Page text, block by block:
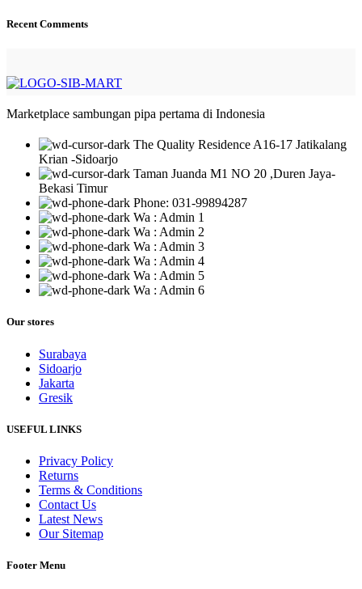
Recent Comments
Marketplace sambungan pipa pertama di Indonesia
The Quality Residence A16-17 Jatikalang
Krian -Sidoarjo
Taman Juanda M1 NO 20 ,Duren Jaya-
Bekasi Timur
Phone: 031-99894287
Wa : Admin 1
Wa : Admin 2
Wa : Admin 3
Wa : Admin 4
Wa : Admin 5
Wa : Admin 6
Our stores
Surabaya
Sidoarjo
Jakarta
Gresik
USEFUL LINKS
Privacy Policy
Returns
Terms & Conditions
Contact Us
Latest News
Our Sitemap
Footer Menu